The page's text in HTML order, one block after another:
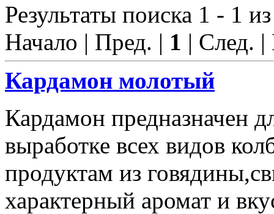
Результаты поиска 1 - 1
Начало | Пред. | 1 | След.
Кардамон молотый
Кардамон предназначен
выработке всех видов
продуктам из
характерный аромат и